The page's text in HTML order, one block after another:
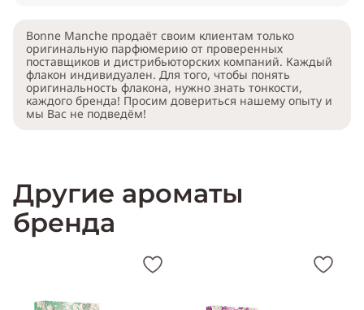
Bonne Manche продаёт своим клиентам только
оригинальную парфюмерию от проверенных
поставщиков и дистрибьюторских компаний. Каждый
флакон индивидуален. Для того, чтобы понять
оригинальность флакона, нужно знать тонкости,
каждого бренда! Просим довериться нашему опыту и
мы Вас не подведём!
Другие ароматы
бренда